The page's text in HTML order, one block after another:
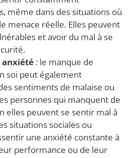
même dans des situations où
menace réelle. Elles peuvent
et avoir du mal à se
anxiété : le manque de
soi peut également
sentiments de malaise ou
personnes qui manquent de
elles peuvent se sentir mal à
situations sociales ou
une anxiété constante à
performance ou de leur